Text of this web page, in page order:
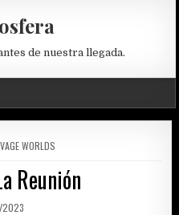
de nuestra llegada.
WORLDS
Reunión
2023